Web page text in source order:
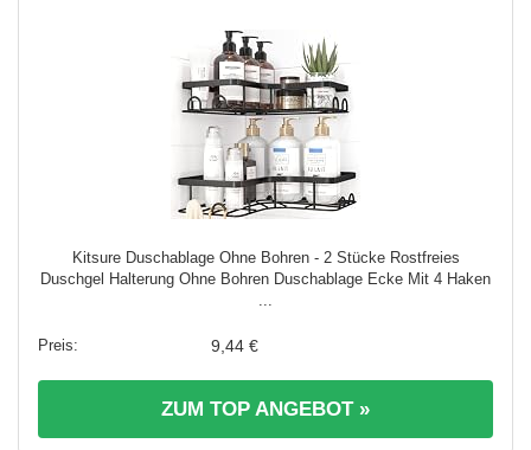
Kitsure Duschablage Ohne Bohren - 2 Stücke Rostfreies
Duschgel Halterung Ohne Bohren Duschablage Ecke Mit 4 Haken
...
9,44 €
ZUM TOP ANGEBOT »